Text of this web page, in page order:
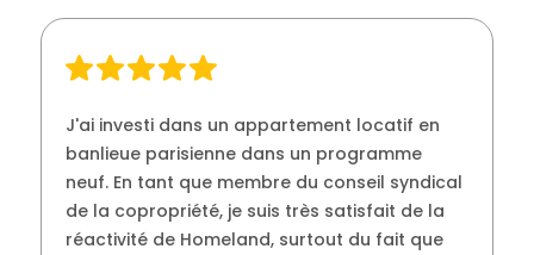
J'ai investi dans un appartement locatif en
banlieue parisienne dans un programme
neuf. En tant que membre du conseil syndical
de la copropriété, je suis très satisfait de la
réactivité de Homeland, surtout du fait que